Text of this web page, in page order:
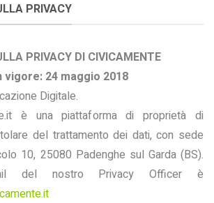
PRIVACY
PRIVACY DI CIVICAMENTE
vigore: 24 maggio 2018
Digitale.
è una piattaforma di proprietà di
del trattamento dei dati, con sede
10, 25080 Padenghe sul Garda (BS).
del nostro Privacy Officer è